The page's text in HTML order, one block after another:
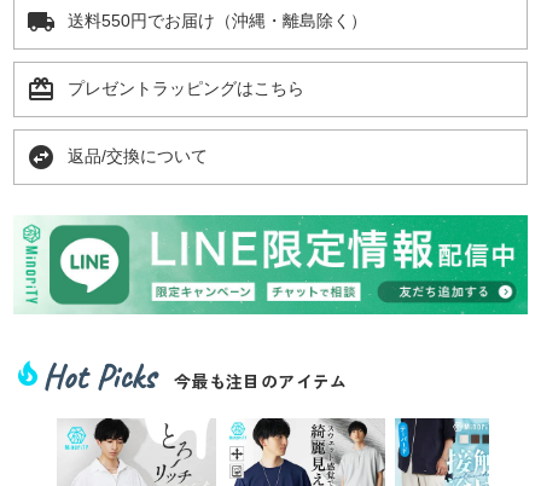
local_shipping 送料550円でお届け（沖縄・離島除く）
card_giftcard プレゼントラッピングはこちら
swap_horizontal_circle 返品/交換について
local_fire_department Hot Picks 今最も注目のアイテム